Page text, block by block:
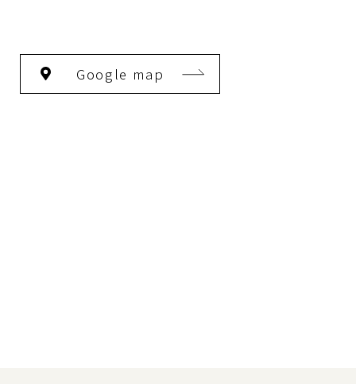
Google map